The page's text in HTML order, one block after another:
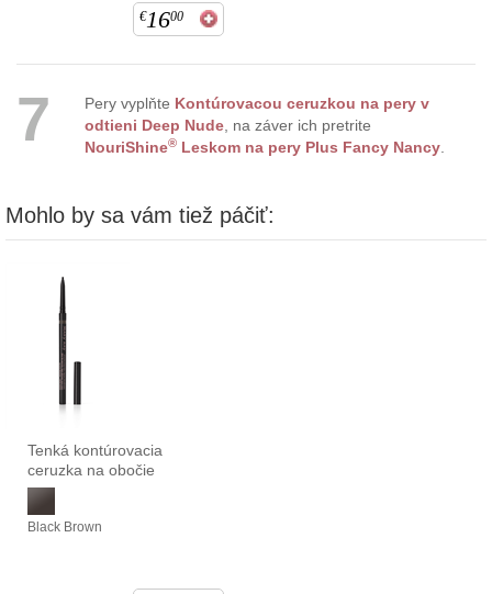
€1600
7 Pery vyplňte Kontúrovacou ceruzkou na pery v
odtieni Deep Nude, na záver ich pretrite
NouriShine®Leskom na pery Plus Fancy Nancy.
Mohlo by sa vám tiež páčiť:
Tenká kontúrovacia
ceruzka na obočie
Black Brown